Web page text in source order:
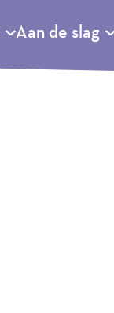
Aan de slag